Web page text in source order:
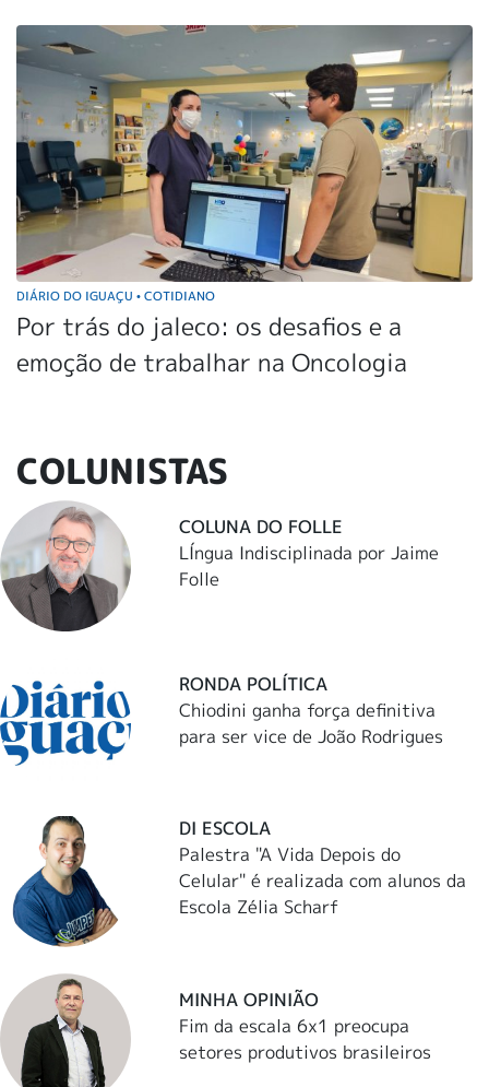
DIÁRIO DO IGUAÇU • COTIDIANO
Por trás do jaleco: os desafios e a
emoção de trabalhar na Oncologia
COLUNISTAS
COLUNA DO FOLLE
LÍngua Indisciplinada por Jaime
Folle
RONDA POLÍTICA
Chiodini ganha força definitiva
para ser vice de João Rodrigues
DI ESCOLA
Palestra "A Vida Depois do
Celular" é realizada com alunos da
Escola Zélia Scharf
MINHA OPINIÃO
Fim da escala 6x1 preocupa
setores produtivos brasileiros